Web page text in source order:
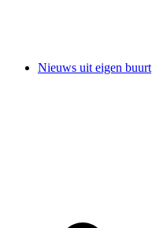
Nieuws uit eigen buurt